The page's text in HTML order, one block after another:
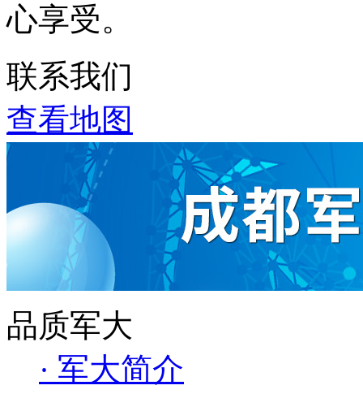
心享受。
联系我们
查看地图
品质军大
· 军大简介